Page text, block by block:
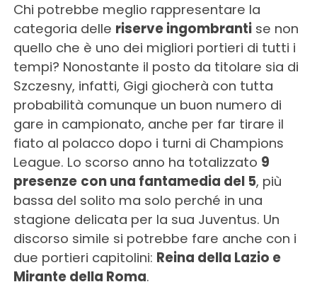
Chi potrebbe meglio rappresentare la
categoria delle riserve ingombrantise non
quello che è uno dei migliori portieri di tutti i
tempi? Nonostante il posto da titolare sia di
Szczesny, infatti, Gigi giocherà con tutta
probabilità comunque un buon numero di
gare in campionato, anche per far tirare il
fiato al polacco dopo i turni di Champions
League. Lo scorso anno ha totalizzato 9
presenze con una fantamedia del 5, più
bassa del solito ma solo perché in una
stagione delicata per la sua Juventus. Un
discorso simile si potrebbe fare anche con i
due portieri capitolini: Reina della Lazio e
Mirante della Roma.